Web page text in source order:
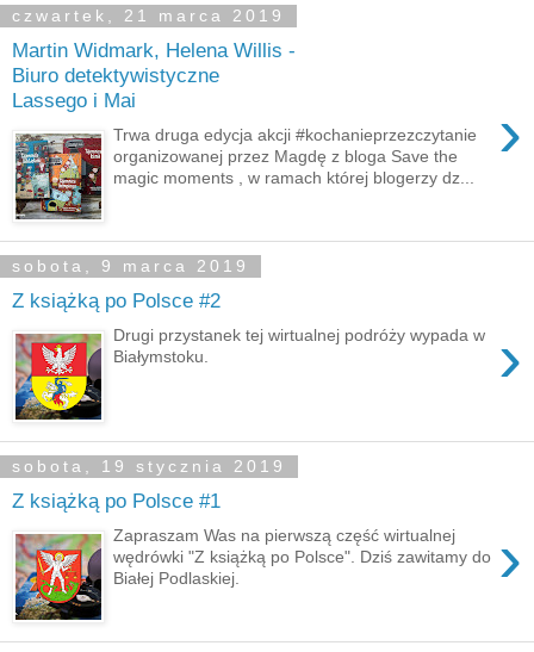
czwartek, 21 marca 2019
Martin Widmark, Helena Willis -
Biuro detektywistyczne
Lassego i Mai
›
Trwa druga edycja akcji #kochanieprzezczytanie
organizowanej przez Magdę z bloga Save the
magic moments , w ramach której blogerzy dz...
sobota, 9 marca 2019
Z książką po Polsce #2
›
Drugi przystanek tej wirtualnej podróży wypada w
Białymstoku.
sobota, 19 stycznia 2019
Z książką po Polsce #1
›
Zapraszam Was na pierwszą część wirtualnej
wędrówki "Z książką po Polsce". Dziś zawitamy do
Białej Podlaskiej.